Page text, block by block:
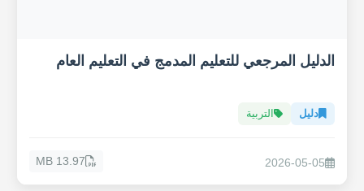
الدليل المرجعي للتعليم المدمج في التعليم العام
دليل التربية
2026-05-05
13.97 MB